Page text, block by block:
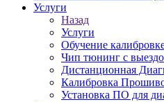
Услуги
Назад
Услуги
Обучение
Чип тюнинг с
Дистанционная
Калибровка
Установка ПО для